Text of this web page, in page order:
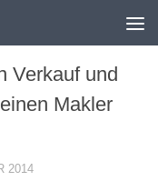
Verkauf und
Makler
2014